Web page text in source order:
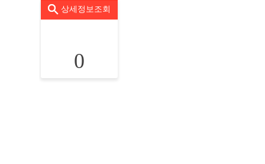
상세정보조회
0